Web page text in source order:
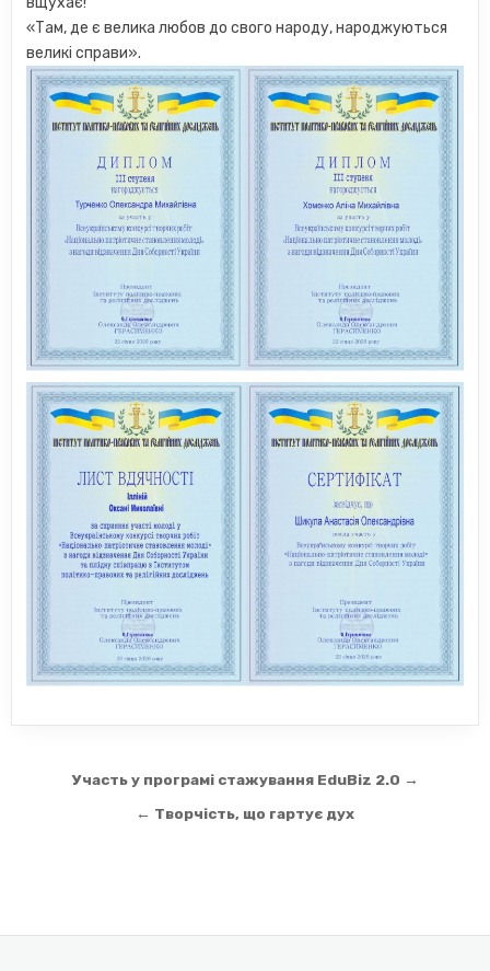
«Там, де є велика любов до свого народу, народжуються
великі справи».
Навігація
Участь у програмі стажування EduBiz 2.0 →
← Творчість, що гартує дух